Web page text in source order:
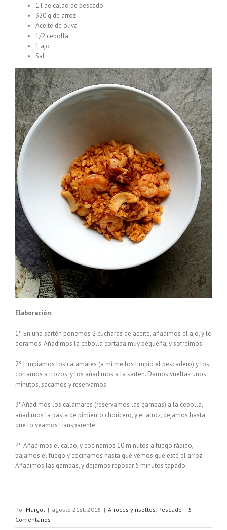
1 l de caldo de pescado
320 g de arroz
Aceite de oliva
1/2 cebolla
1 ajo
Sal
Elaboración:
1º En una sartén ponemos 2 cucharas de aceite, añadimos el ajo, y lo
doramos. Añadimos la cebolla cortada muy pequeña, y sofreímos.
2º Limpiamos los calamares (a mi me los limpió el pescadero) y los
cortamos a trozos, y los añadimos a la sarten. Damos vueltas unos
minutos, sacamos y reservamos.
3ºAñadimos los calamares (reservamos las gambas) a la cebolla,
añadimos la pasta de pimiento choricero, y el arroz, dejamos hasta
que lo veamos transparente.
4º Añadimos el caldo, y cocinamos 10 minutos a fuego rápido,
bajamos el fuego y cocinamos hasta que vemos que esté el arroz.
Añadimos las gambas, y dejamos reposar 5 minutos tapado.
Por Margot | agosto 21st, 2015 | Arroces y risottos, Pescado | 5
Comentarios